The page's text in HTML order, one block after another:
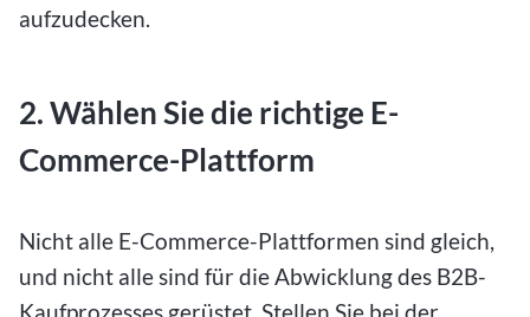
aufzudecken.
2. Wählen Sie die richtige E-
Commerce-Plattform
Nicht alle E-Commerce-Plattformen sind gleich,
und nicht alle sind für die Abwicklung des B2B-